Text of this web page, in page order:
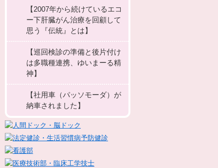
【2007年から続けているエコ
ー下肝臓がん治療を回顧して
思う『伝統』とは】
【巡回検診の準備と後片付け
は多職種連携、ゆいまーる精
神】
【社用車（パッソモーダ）が
納車されました】